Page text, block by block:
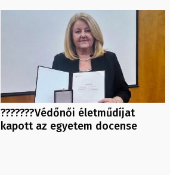
???????Védőnői életműdíjat
kapott az egyetem docense